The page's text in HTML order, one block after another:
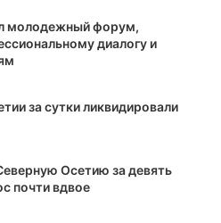
молодежный форум,
диалогу и
за сутки ликвидировали
Осетию за девять
почти вдвое